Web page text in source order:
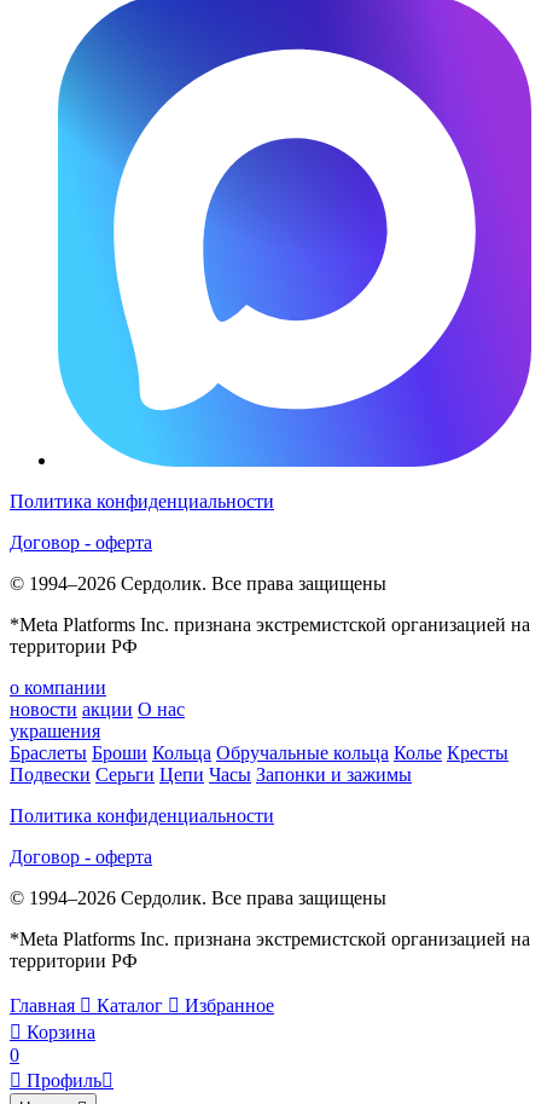
Политика конфиденциальности
Договор - оферта
© 1994–2026 Сердолик. Все права защищены
*Meta Platforms Inc. признана экстремистской организацией на
территории РФ
о компании
новости акции О нас
украшения
Браслеты Броши Кольца Обручальные кольца Колье Кресты
Подвески Серьги Цепи Часы Запонки и зажимы
Политика конфиденциальности
Договор - оферта
© 1994–2026 Сердолик. Все права защищены
*Meta Platforms Inc. признана экстремистской организацией на
территории РФ
Главная  Каталог  Избранное
 Корзина
0
 Профиль